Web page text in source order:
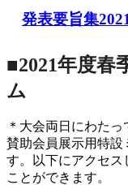
発表要旨集
■2021年度春
ム
＊大会両日にわた
賛助会員展示用特設
す。以下にアクセス
ことができます。